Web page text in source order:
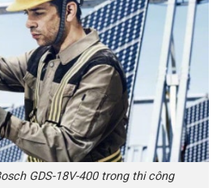
GDS-18V-400 trong thi công